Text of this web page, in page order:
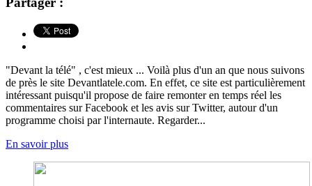
"Devant la télé" , c'est mieux ... Voilà plus d'un an que nous suivons
de près le site Devantlatele.com. En effet, ce site est particulièrement
intéressant puisqu'il propose de faire remonter en temps réel les
commentaires sur Facebook et les avis sur Twitter, autour d'un
programme choisi par l'internaute. Regarder...
En savoir plus